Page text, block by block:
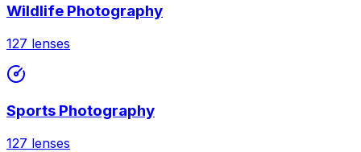
Wildlife Photography
127 lenses
Sports Photography
127 lenses